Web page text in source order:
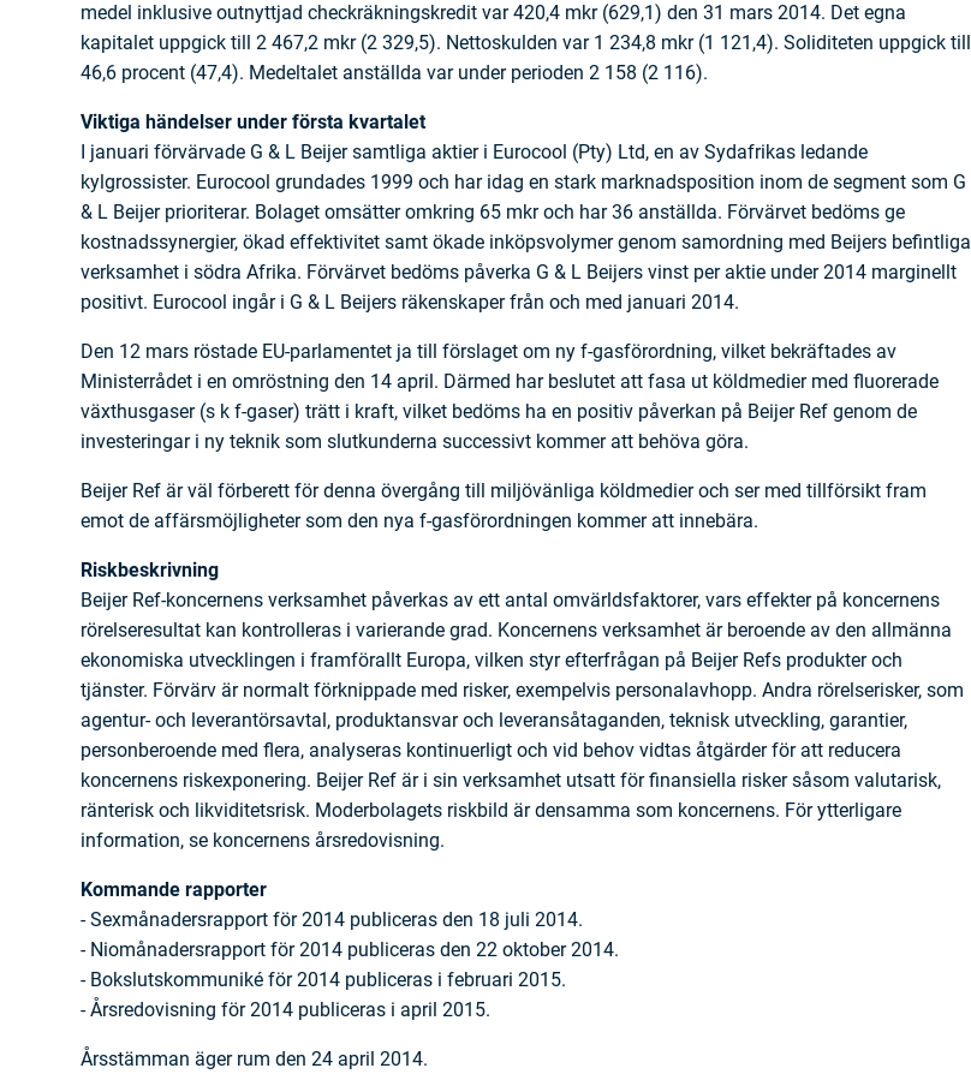
medel inklusive outnyttjad checkräknings­kredit var 420,4 mkr (629,1) den 31 mars 2014. Det egna
kapitalet uppgick till 2 467,2 mkr (2 329,5). Nettoskulden var 1 234,8 mkr (1 121,4). Soliditeten uppgick till
46,6 procent (47,4). Medeltalet anställda var under perioden 2 158 (2 116).
Viktiga händelser under första kvartalet
I januari förvärvade G & L Beijer samtliga aktier i Eurocool (Pty) Ltd, en av Sydafrikas ledande
kylgrossister. Eurocool grundades 1999 och har idag en stark marknads­position inom de segment som G
& L Beijer prioriterar. Bolaget omsätter omkring 65 mkr och har 36 anställda. Förvärvet bedöms ge
kostnadssynergier, ökad effektivitet samt ökade inköpsvolymer genom samordning med Beijers befintliga
verksamhet i södra Afrika. Förvärvet bedöms påverka G & L Beijers vinst per aktie under 2014 marginellt
positivt. Eurocool ingår i G & L Beijers räkenskaper från och med januari 2014.
Den 12 mars röstade EU-parlamentet ja till förslaget om ny f-gasförordning, vilket bekräftades av
Ministerrådet i en omröstning den 14 april. Därmed har beslutet att fasa ut köldmedier med fluorerade
växthusgaser (s k f-gaser) trätt i kraft, vilket bedöms ha en positiv påverkan på Beijer Ref genom de
investeringar i ny teknik som slutkunderna successivt kommer att behöva göra.
Beijer Ref är väl förberett för denna övergång till miljövänliga köldmedier och ser med tillförsikt fram
emot de affärsmöjligheter som den nya f-gasförordningen kommer att innebära.
Riskbeskrivning
Beijer Ref-koncernens verksamhet påverkas av ett antal omvärldsfaktorer, vars effekter på koncernens
rörelseresultat kan kontrolleras i varierande grad. Koncernens verksamhet är beroende av den allmänna
ekonomiska utvecklingen i framförallt Europa, vilken styr efterfrågan på Beijer Refs produkter och
tjänster. Förvärv är normalt förknippade med risker, exempelvis personalavhopp. Andra rörelserisker, som
agentur- och leverantörsavtal, produktansvar och leveransåtaganden, teknisk utveckling, garantier,
personberoende med flera, analyseras kontinuerligt och vid behov vidtas åtgärder för att reducera
koncernens riskexponering. Beijer Ref är i sin verksamhet utsatt för finansiella risker såsom valutarisk,
ränterisk och likviditetsrisk. Moderbolagets riskbild är densamma som koncernens. För ytterligare
information, se koncernens årsredovisning.
Kommande rapporter
- Sexmånadersrapport för 2014 publiceras den 18 juli 2014.
- Niomånadersrapport för 2014 publiceras den 22 oktober 2014.
- Bokslutskommuniké för 2014 publiceras i februari 2015.
- Årsredovisning för 2014 publiceras i april 2015.
Årsstämman äger rum den 24 april 2014.